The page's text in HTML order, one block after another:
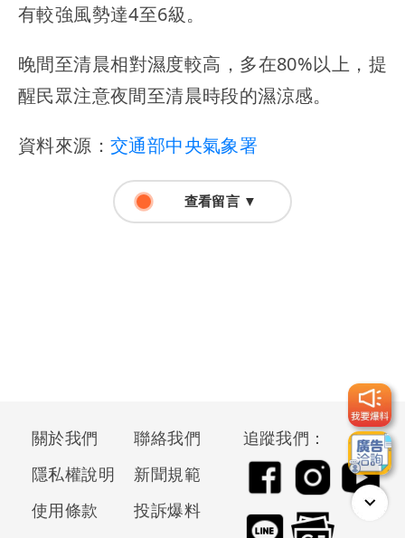
有較強風勢達4至6級。
晚間至清晨相對濕度較高，多在80%以上，提
醒民眾注意夜間至清晨時段的濕涼感。
資料來源： 交通部中央氣象署
查看留言 ▼
關於我們
聯絡我們
隱私權說明
新聞規範
使用條款
投訴爆料
追蹤我們：